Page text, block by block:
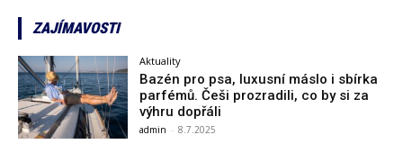
ZAJÍMAVOSTI
Aktuality
Bazén pro psa, luxusní máslo i sbírka
parfémů. Češi prozradili, co by si za
výhru dopřáli
admin - 8.7.2025